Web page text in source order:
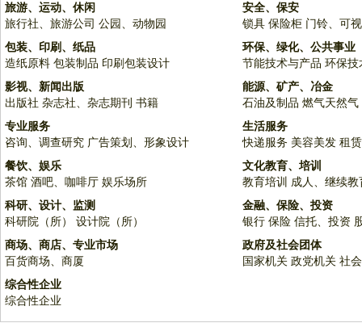
旅游、运动、休闲
旅行社、旅游公司 公园、动物园
安全、保安
锁具 保险柜 门铃、可
包装、印刷、纸品
造纸原料 包装制品 印刷包装设计
环保、绿化、公共事业
节能技术与产品 环保技
影视、新闻出版
出版社 杂志社、杂志期刊 书籍
能源、矿产、冶金
石油及制品 燃气天然气
专业服务
咨询、调查研究 广告策划、形象设计
生活服务
快递服务 美容美发 租
餐饮、娱乐
茶馆 酒吧、咖啡厅 娱乐场所
文化教育、培训
教育培训 成人、继续教
科研、设计、监测
科研院（所）
设计院（所）
金融、保险、投资
银行 保险 信托、投资
商场、商店、专业市场
百货商场、商厦
政府及社会团体
国家机关 政党机关 社
综合性企业
综合性企业